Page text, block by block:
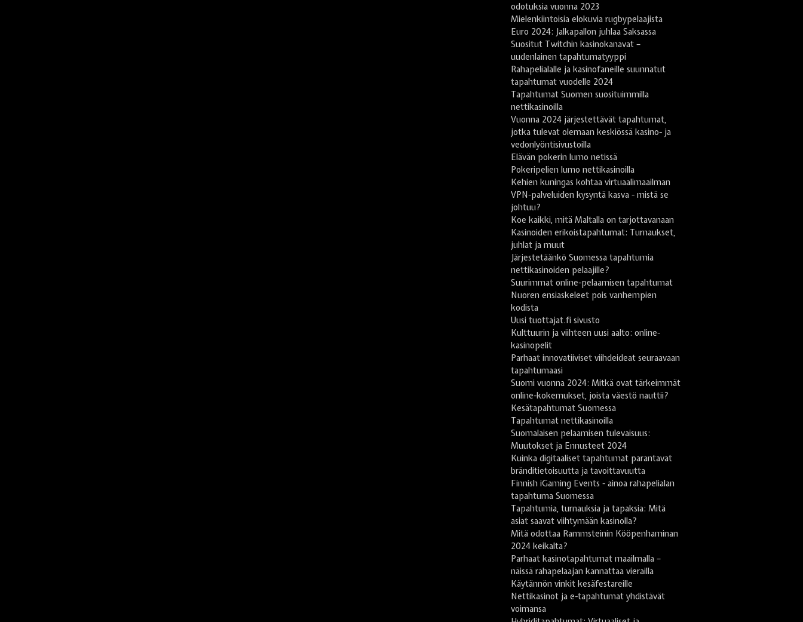
odotuksia vuonna 2023
Mielenkiintoisia elokuvia rugbypelaajista
Euro 2024: Jalkapallon juhlaa Saksassa
Suositut Twitchin kasinokanavat –
uudenlainen tapahtumatyyppi
Rahapelialalle ja kasinofaneille suunnatut
tapahtumat vuodelle 2024
Tapahtumat Suomen suosituimmilla
nettikasinoilla
Vuonna 2024 järjestettävät tapahtumat,
jotka tulevat olemaan keskiössä kasino- ja
vedonlyöntisivustoilla
Elävän pokerin lumo netissä
Pokeripelien lumo nettikasinoilla
Kehien kuningas kohtaa virtuaalimaailman
VPN-palveluiden kysyntä kasva - mistä se
johtuu?
Koe kaikki, mitä Maltalla on tarjottavanaan
Kasinoiden erikoistapahtumat: Turnaukset,
juhlat ja muut
Järjestetäänkö Suomessa tapahtumia
nettikasinoiden pelaajille?
Suurimmat online-pelaamisen tapahtumat
Nuoren ensiaskeleet pois vanhempien
kodista
Uusi tuottajat.fi sivusto
Kulttuurin ja viihteen uusi aalto: online-
kasinopelit
Parhaat innovatiiviset viihdeideat seuraavaan
tapahtumaasi
Suomi vuonna 2024: Mitkä ovat tärkeimmät
online-kokemukset, joista väestö nauttii?
Kesätapahtumat Suomessa
Tapahtumat nettikasinoilla
Suomalaisen pelaamisen tulevaisuus:
Muutokset ja Ennusteet 2024
Kuinka digitaaliset tapahtumat parantavat
bränditietoisuutta ja tavoittavuutta
Finnish iGaming Events - ainoa rahapelialan
tapahtuma Suomessa
Tapahtumia, turnauksia ja tapaksia: Mitä
asiat saavat viihtymään kasinolla?
Mitä odottaa Rammsteinin Kööpenhaminan
2024 keikalta?
Parhaat kasinotapahtumat maailmalla –
näissä rahapelaajan kannattaa vierailla
Käytännön vinkit kesäfestareille
Nettikasinot ja e-tapahtumat yhdistävät
voimansa